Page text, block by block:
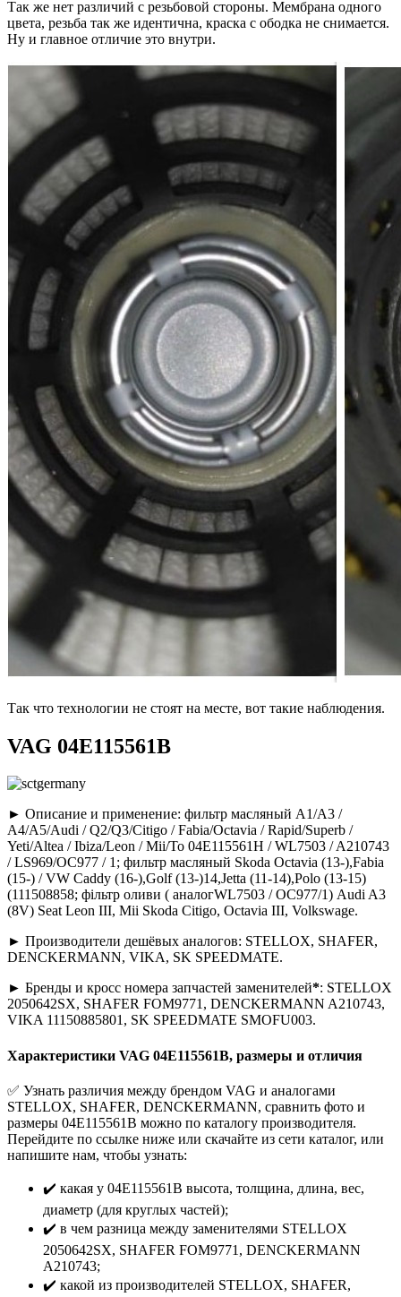
Так же нет различий с резьбовой стороны. Мембрана одного
цвета, резьба так же идентична, краска с ободка не снимается.
Ну и главное отличие это внутри.
Так что технологии не стоят на месте, вот такие наблюдения.
VAG 04E115561B
► Описание и применение: фильтр масляный A1/A3 /
A4/A5/Audi / Q2/Q3/Citigo / Fabia/Octavia / Rapid/Superb /
Yeti/Altea / Ibiza/Leon / Mii/To 04E115561H / WL7503 / A210743
/ LS969/OC977 / 1; фильтр масляный Skoda Octavia (13-),Fabia
(15-) / VW Caddy (16-),Golf (13-)14,Jetta (11-14),Polo (13-15)
(111508858; фільтр оливи ( аналогWL7503 / OC977/1) Audi A3
(8V) Seat Leon III, Mii Skoda Citigo, Octavia III, Volkswage.
► Производители дешёвых аналогов: STELLOX, SHAFER,
DENCKERMANN, VIKA, SK SPEEDMATE.
► Бренды и кросс номера запчастей заменителей*: STELLOX
2050642SX, SHAFER FOM9771, DENCKERMANN A210743,
VIKA 11150885801, SK SPEEDMATE SMOFU003.
Характеристики VAG 04E115561B, размеры и отличия
✅ Узнать различия между брендом VAG и аналогами
STELLOX, SHAFER, DENCKERMANN, сравнить фото и
размеры 04E115561B можно по каталогу производителя.
Перейдите по ссылке ниже или скачайте из сети каталог, или
напишите нам, чтобы узнать:
✔️ какая у 04E115561B высота, толщина, длина, вес,
диаметр (для круглых частей);
✔️ в чем разница между заменителями STELLOX
2050642SX, SHAFER FOM9771, DENCKERMANN
A210743;
✔️ какой из производителей STELLOX, SHAFER,